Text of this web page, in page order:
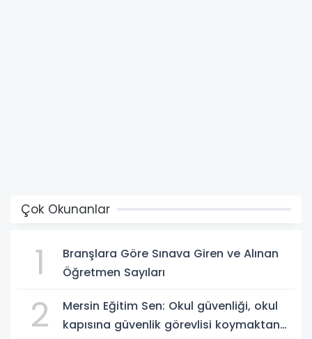
Çok Okunanlar
1
Branşlara Göre Sınava Giren ve Alınan
Öğretmen Sayıları
2
Mersin Eğitim Sen: Okul güvenliği, okul
kapısına güvenlik görevlisi koymaktan